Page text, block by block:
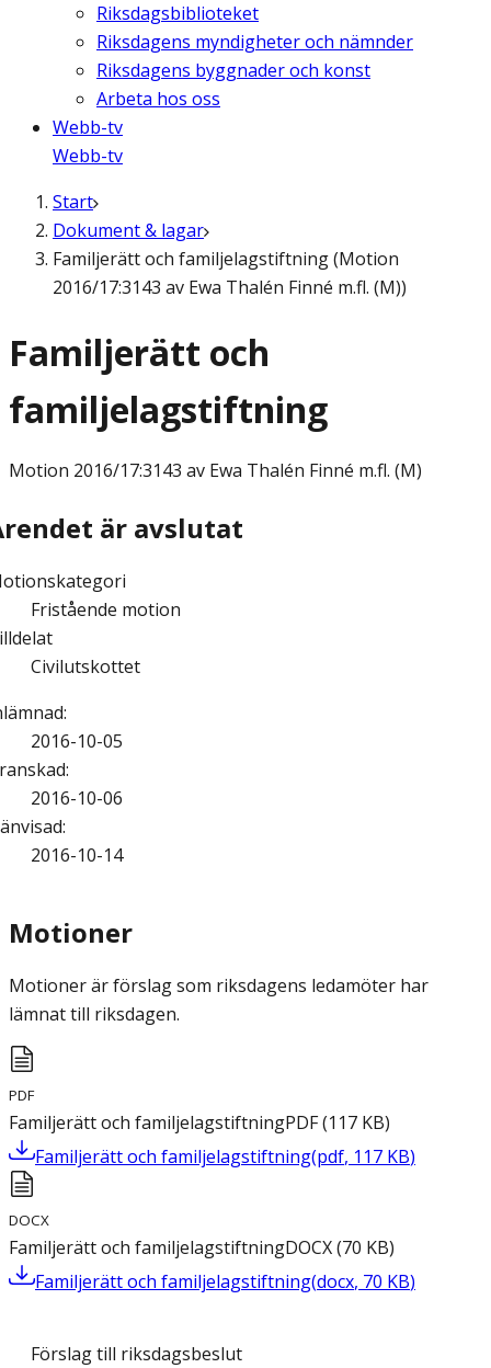
Riksdagsbiblioteket
Riksdagens myndigheter och nämnder
Riksdagens byggnader och konst
Arbeta hos oss
Webb-tv
Webb-tv
Start
Dokument & lagar
Familjerätt och familjelagstiftning (Motion
2016/17:3143 av Ewa Thalén Finné m.fl. (M))
Familjerätt och
familjelagstiftning
Motion 2016/17:3143 av Ewa Thalén Finné m.fl. (M)
är avslutat
Fristående motion
Civilutskottet
:
2016-10-05
:
2016-10-06
:
2016-10-14
Motioner
Motioner är förslag som riksdagens ledamöter har
lämnat till riksdagen.
PDF
Familjerätt och familjelagstiftningPDF(117 KB)
Familjerätt och familjelagstiftning(pdf, 117 KB)
DOCX
Familjerätt och familjelagstiftningDOCX(70 KB)
Familjerätt och familjelagstiftning(docx, 70 KB)
Förslag till riksdagsbeslut